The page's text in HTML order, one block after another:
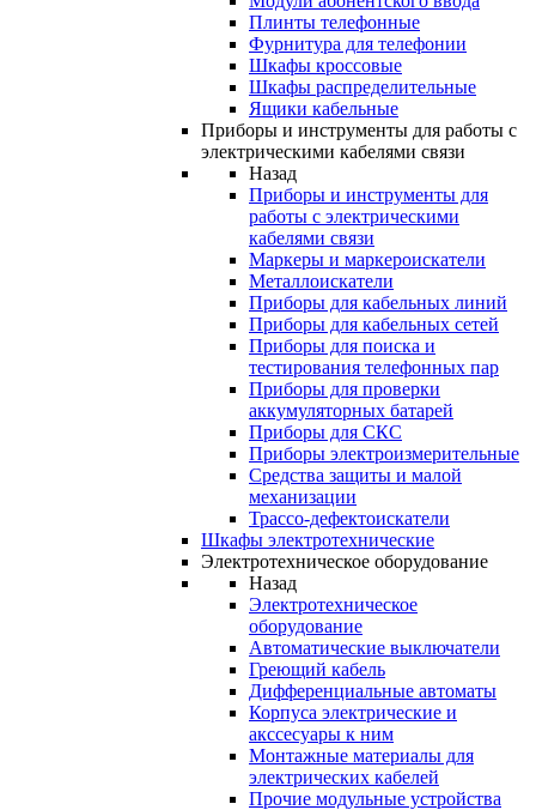
Плинты телефонные
Фурнитура для телефонии
Шкафы кроссовые
Шкафы распределительные
Ящики кабельные
Приборы и инструменты для работы с
электрическими кабелями связи
Назад
Приборы и инструменты для
работы с электрическими
кабелями связи
Маркеры и маркероискатели
Металлоискатели
Приборы для кабельных линий
Приборы для кабельных сетей
Приборы для поиска и
тестирования телефонных пар
Приборы для проверки
аккумуляторных батарей
Приборы для СКС
Приборы электроизмерительные
Средства защиты и малой
механизации
Трассо-дефектоискатели
Шкафы электротехнические
Электротехническое оборудование
Назад
Электротехническое
оборудование
Автоматические выключатели
Греющий кабель
Дифференциальные автоматы
Корпуса электрические и
акссесуары к ним
Монтажные материалы для
электрических кабелей
Прочие модульные устройства